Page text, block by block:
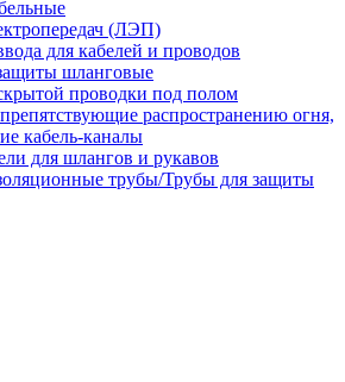
(ЛЭП)
для кабелей и проводов
шланговые
проводки под полом
распространению огня,
кабель-каналы
для шлангов и рукавов
трубы/Трубы для защиты